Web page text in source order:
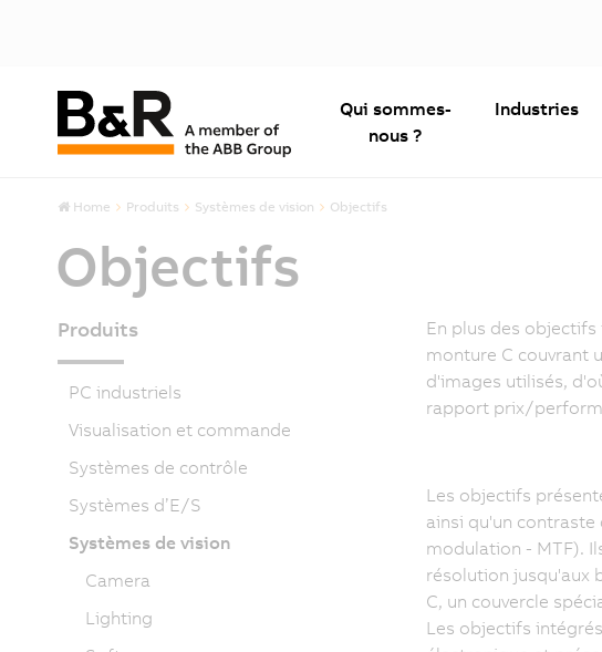
Qui sommes-
nous ?
Industries
Home Produits Systèmes de vision Objectifs
Objectifs
En plus des
monture C couvrant
d'images utilisés,
rapport prix/
Les objectifs
ainsi qu'un
modulation - MTF).
résolution jusqu'aux
C, un couvercle
Les objectifs
Produits
PC industriels
Visualisation et commande
Systèmes de contrôle
Systèmes d’E/S
Systèmes de vision
Camera
Lighting